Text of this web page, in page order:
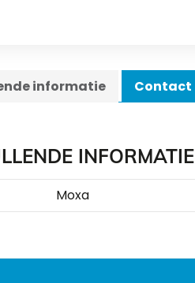
informatie Contact
INFORMATIE
Moxa